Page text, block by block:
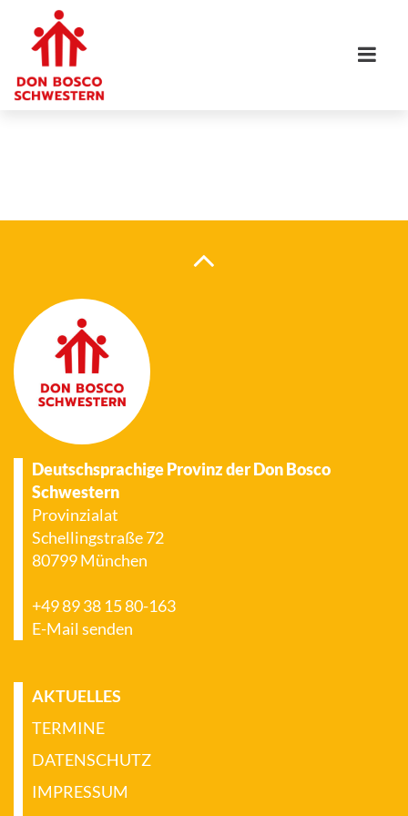
Deutschsprachige Provinz der Don Bosco
Schwestern
Provinzialat
Schellingstraße 72
80799 München
+49 89 38 15 80-163
E-Mail senden
AKTUELLES
TERMINE
DATENSCHUTZ
IMPRESSUM